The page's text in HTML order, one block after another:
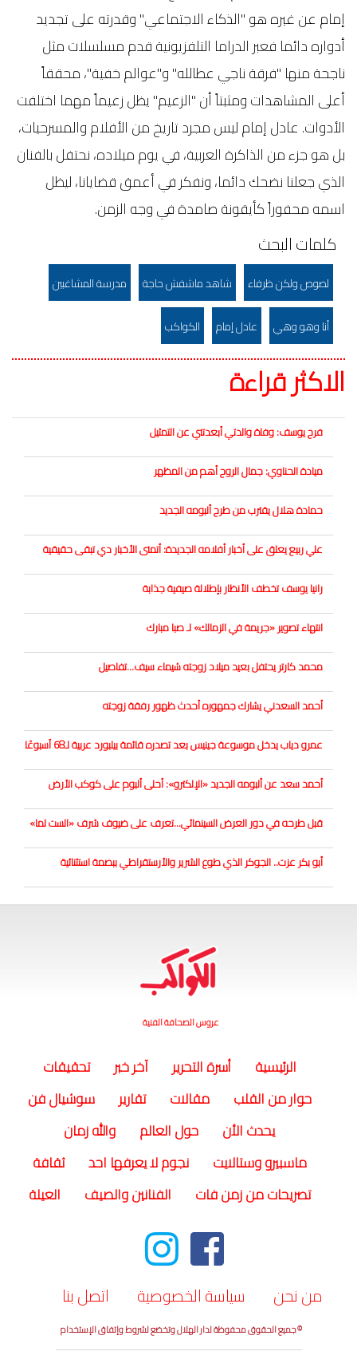
إمام عن غيره هو "الذكاء الاجتماعي" وقدرته على تجديد
أدواره دائما فعبر الدراما التلفزيونية قدم مسلسلات مثل
ناجحة منها "فرقة ناجي عطالله" و"عوالم خفية"، محققاً
أعلى المشاهدات ومثبتاً أن "الزعيم" يظل زعيماً مهما اختلفت
الأدوات. عادل إمام ليس مجرد تاريخ من الأفلام والمسرحيات،
بل هو جزء من الذاكرة العربية، في يوم ميلاده، نحتفل بالفنان
الذي جعلنا نضحك دائما، ونفكر في أعمق قضايانا، ليظل
اسمه محفوراً كأيقونة صامدة في وجه الزمن.
كلمات البحث
لصوص ولكن ظرفاء شاهد ماشفش حاجة مدرسة المشاغبين
أنا وهو وهي عادل إمام الكواكب
الاكثر قراءة
فرح يوسف: وفاة والدتي أبعدتني عن التمثيل
ميادة الحناوي: جمال الروح أهم من المظهر
حمادة هلال يقترب من طرح ألبومه الجديد
علي ربيع يعلق على أخبار أفلامه الجديدة: أتمنى الأخبار دي تبقى حقيقية
رانيا يوسف تخطف الأنظار بإطلالة صيفية جذابة
انتهاء تصوير «جريمة في الزمالك» لـ صبا مبارك
محمد كارتر يحتفل بعيد ميلاد زوجته شيماء سيف...تفاصيل
أحمد السعدني يشارك جمهوره أحدث ظهور رفقة زوجته
عمرو دياب يدخل موسوعة جينيس بعد تصدره قائمة بيلبورد عربية لـ68 أسبوعًا
أحمد سعد عن ألبومه الجديد «الإلكترو»: أحلى ألبوم على كوكب الأرض
قبل طرحه في دور العرض السينمائي...تعرف على ضيوف شرف «الست لما»
أبو بكر عزت.. الجوكر الذي طوع الشرير والأرستقراطي ببصمة استثنائية
عروس الصحافة الفنية
الرئيسية أسرة التحرير آخر خبر
تحقيقات
حوار من القلب
مقالات تقارير
سوشيال فن
يحدث الأن
حول العالم
والله زمان
ماسبيرو وستالايت
نجوم لا يعرفها احد
ثقافة
تصريحات من زمن فات
الفنانين والصيف العيلة
من نحن سياسة الخصوصية اتصل بنا
© جميع الحقوق محفوظة لدار الهلال وتخضع لشروط وإتفاق الإستخدام